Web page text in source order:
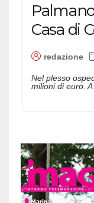
Casa di
redazione
Nel plesso
milioni di euro. A